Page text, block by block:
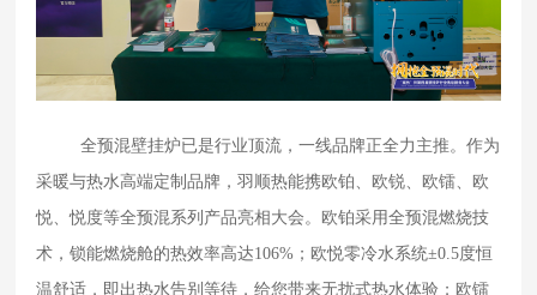
全预混壁挂炉已是行业顶流，一线品牌正全力主推。作为
采暖与热水高端定制品牌，羽顺热能携欧铂、欧锐、欧镭、欧
悦、悦度等全预混系列产品亮相大会。欧铂采用全预混燃烧技
术，锁能燃烧舱的热效率高达106%；欧悦零冷水系统±0.5度恒
温舒适，即出热水告别等待，给您带来无扰式热水体验；欧镭